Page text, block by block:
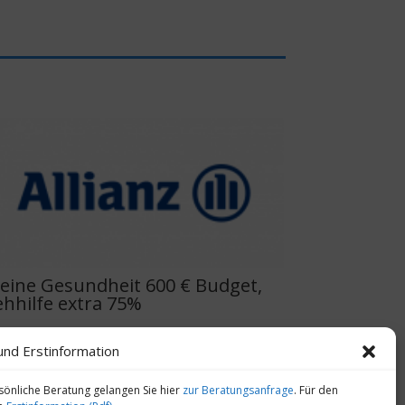
Erstinformation
Beratung gelangen Sie hier zur Beratungsanfrage. Für den
Gesundheit 600 € Budget,
extra 75%
€
Vergleichen